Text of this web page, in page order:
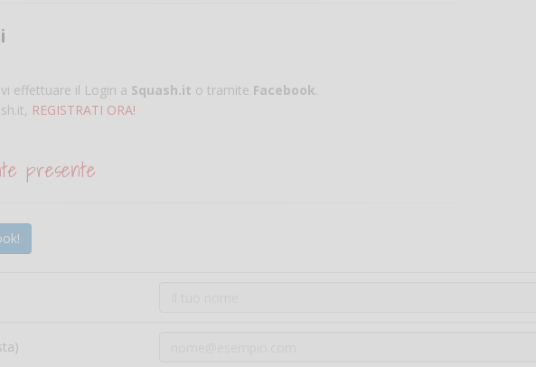
effettuare il Login a Squash.it o tramite Facebook.
REGISTRATI ORA!
presente